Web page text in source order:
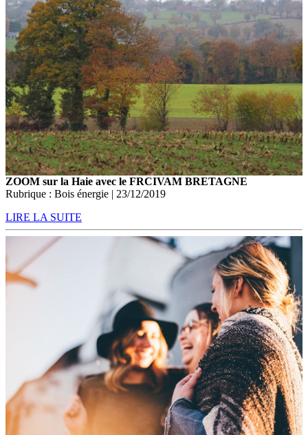
ZOOM sur la Haie avec le FRCIVAM BRETAGNE
Rubrique : Bois énergie | 23/12/2019
LIRE LA SUITE